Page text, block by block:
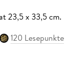
23,5 x 33,5 cm.
120 Lesepunkte